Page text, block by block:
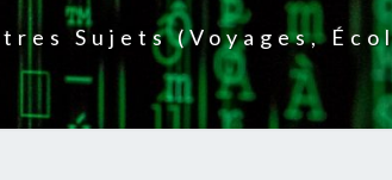
Sujets (voyages,